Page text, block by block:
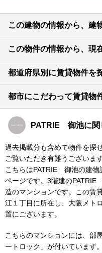
この建物の情報から、建
この物件の情報から、現
都道府県別に賃貸物件を
都市にこだわって賃貸物
PATRIE 御池に関
過去掲載分も含めて物件を探
ご覧いただき有難うございます
こちらはPATRIE 御池の建物
ページです。3階建の
造のマンションです。この賃
江１丁目に所在し、大阪メト
置にございます。
こちらのマンションには、部
ートロック」が付いています